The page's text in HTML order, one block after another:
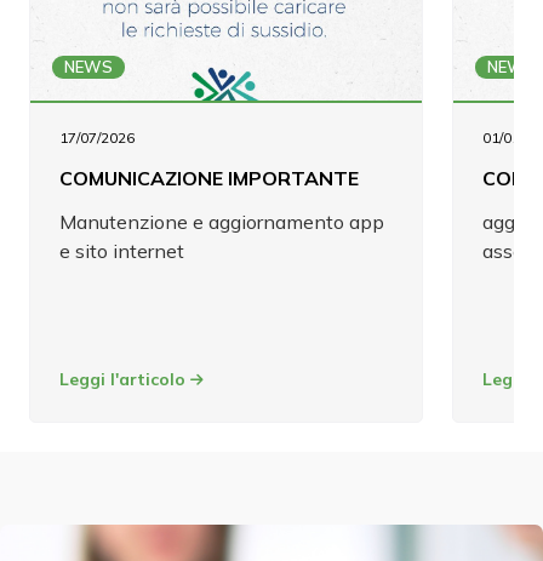
NEWS
17/07/2026
COMUNICAZIONE IMPORTANTE
Manutenzione e aggiornamento app
e sito internet
Leggi l'articolo
NEWS
01/01/
Leggi